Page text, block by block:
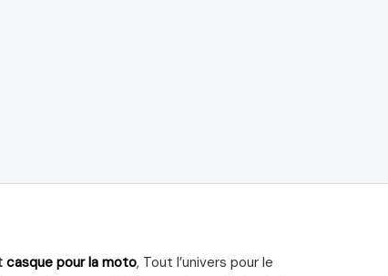
casque pour la moto, Tout l’univers pour le